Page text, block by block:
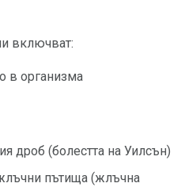
включват:
в организма
дроб (болестта на Уилсън)
пътища (жлъчна